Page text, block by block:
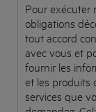
Pour exécuter
obligations
tout accord
avec vous et
fournir les
et les produits
services que